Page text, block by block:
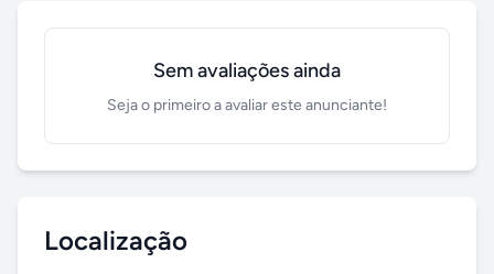
Sem avaliações ainda
Seja o primeiro a avaliar este anunciante!
Localização